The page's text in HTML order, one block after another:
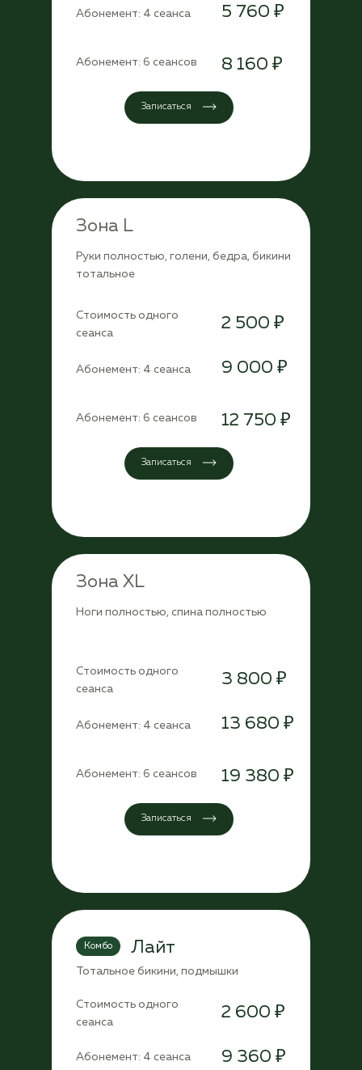
Записаться
Абонемент: 6 сеансов 8 160 ₽
Абонемент: 4 сеанса 5 760 ₽
Записаться
Зона L
Руки полностью, голени, бедра, бикини
тотальное
Стоимость одного
сеанса
2 500 ₽
Абонемент: 6 сеансов 12 750 ₽
Абонемент: 4 сеанса 9 000 ₽
Записаться
Зона XL
Ноги полностью, спина полностью
Стоимость одного
сеанса
3 800 ₽
Абонемент: 6 сеансов 19 380 ₽
Абонемент: 4 сеанса 13 680 ₽
Стоимость одного
сеанса
2 600 ₽
Абонемент: 4 сеанса 9 360 ₽
Лайт
Тотальное бикини, подмышки
Комбо